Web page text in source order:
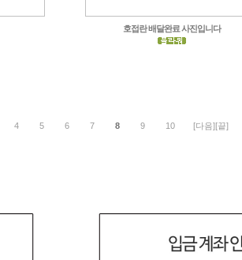
호접란 배달완료 사진입니다
4 5 6 7 8 9 10 [다음][끝]